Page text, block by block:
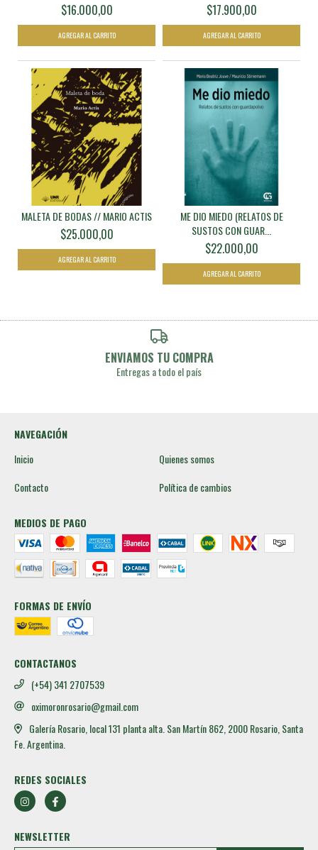
$16.000,00 $17.900,00
MALETA DE BODAS // MARIO ACTIS
$25.000,00
ME DIO MIEDO (RELATOS DE
SUSTOS CON GUAR...
$22.000,00
ENVIAMOS TU COMPRA
Entregas a todo el país
NAVEGACIÓN
Inicio
Quienes somos
Contacto
Política de cambios
MEDIOS DE PAGO
FORMAS DE ENVÍO
CONTACTANOS
(+54) 341 2707539
oximoronrosario@gmail.com
Galería Rosario, local 131 planta alta. San Martín 862, 2000 Rosario, Santa
Fe. Argentina.
REDES SOCIALES
NEWSLETTER